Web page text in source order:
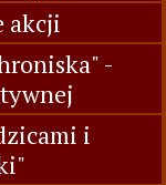
akcji
-
i